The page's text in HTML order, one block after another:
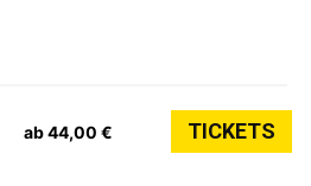
ab 44,00 € TICKETS